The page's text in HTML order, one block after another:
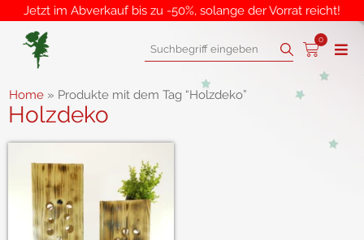
Jetzt im Abverkauf bis zu -50%, solange der Vorrat reicht!
0
Home » Produkte mit dem Tag “Holzdeko”
Holzdeko